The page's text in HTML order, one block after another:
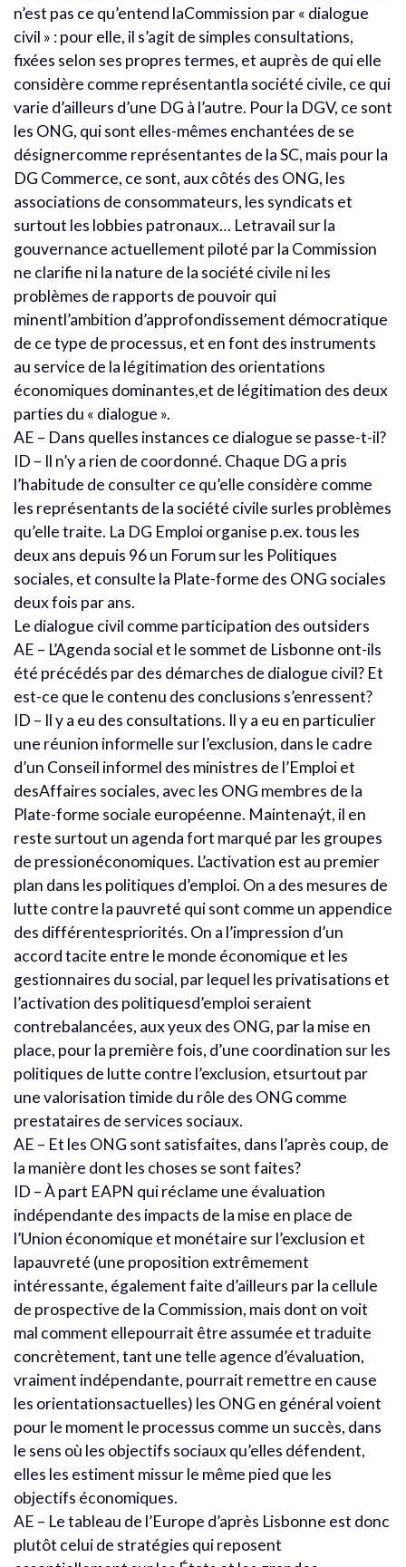
n’est pas ce qu’entend laCommission par « dialogue
civil » : pour elle, il s’agit de simples consultations,
fixées selon ses propres termes, et auprès de qui elle
considère comme représentantla société civile, ce qui
varie d’ailleurs d’une DG à l’autre. Pour la DGV, ce sont
les ONG, qui sont elles-mêmes enchantées de se
désignercomme représentantes de la SC, mais pour la
DG Commerce, ce sont, aux côtés des ONG, les
associations de consommateurs, les syndicats et
surtout les lobbies patronaux… Letravail sur la
gouvernance actuellement piloté par la Commission
ne clarifie ni la nature de la société civile ni les
problèmes de rapports de pouvoir qui
minentl’ambition d’approfondissement démocratique
de ce type de processus, et en font des instruments
au service de la légitimation des orientations
économiques dominantes,et de légitimation des deux
parties du « dialogue ».
AE – Dans quelles instances ce dialogue se passe-t-il?
ID – Il n’y a rien de coordonné. Chaque DG a pris
l’habitude de consulter ce qu’elle considère comme
les représentants de la société civile surles problèmes
qu’elle traite. La DG Emploi organise p.ex. tous les
deux ans depuis 96 un Forum sur les Politiques
sociales, et consulte la Plate-forme des ONG sociales
deux fois par ans.
Le dialogue civil comme participation des outsiders
AE – L’Agenda social et le sommet de Lisbonne ont-ils
été précédés par des démarches de dialogue civil? Et
est-ce que le contenu des conclusions s’enressent?
ID – Il y a eu des consultations. Il y a eu en particulier
une réunion informelle sur l’exclusion, dans le cadre
d’un Conseil informel des ministres de l’Emploi et
desAffaires sociales, avec les ONG membres de la
Plate-forme sociale européenne. Maintenaýt, il en
reste surtout un agenda fort marqué par les groupes
de pressionéconomiques. L’activation est au premier
plan dans les politiques d’emploi. On a des mesures de
lutte contre la pauvreté qui sont comme un appendice
des différentespriorités. On a l’impression d’un
accord tacite entre le monde économique et les
gestionnaires du social, par lequel les privatisations et
l’activation des politiquesd’emploi seraient
contrebalancées, aux yeux des ONG, par la mise en
place, pour la première fois, d’une coordination sur les
politiques de lutte contre l’exclusion, etsurtout par
une valorisation timide du rôle des ONG comme
prestataires de services sociaux.
AE – Et les ONG sont satisfaites, dans l’après coup, de
la manière dont les choses se sont faites?
ID – À part EAPN qui réclame une évaluation
indépendante des impacts de la mise en place de
l’Union économique et monétaire sur l’exclusion et
lapauvreté (une proposition extrêmement
intéressante, également faite d’ailleurs par la cellule
de prospective de la Commission, mais dont on voit
mal comment ellepourrait être assumée et traduite
concrètement, tant une telle agence d’évaluation,
vraiment indépendante, pourrait remettre en cause
les orientationsactuelles) les ONG en général voient
pour le moment le processus comme un succès, dans
le sens où les objectifs sociaux qu’elles défendent,
elles les estiment missur le même pied que les
objectifs économiques.
AE – Le tableau de l’Europe d’après Lisbonne est donc
plutôt celui de stratégies qui reposent